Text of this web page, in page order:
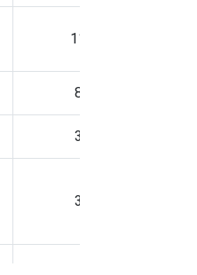
11
8
3
3